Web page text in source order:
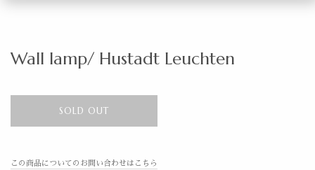
Wall lamp/ Hustadt Leuchten
SOLD OUT
この商品についてのお問い合わせはこちら